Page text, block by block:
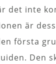
det inte
är
första
Den